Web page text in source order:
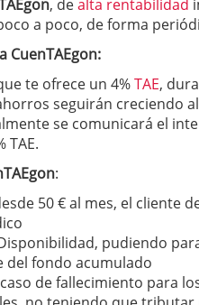
, dealta rentabilidad
a poco, de forma
CuenTAEgon:
te ofrece un 4%TAE,
seguirán creciendo
se comunicará el
TAE.
:
50 € al mes, el cliente
pudiendo
del fondo acumulado
de fallecimiento para